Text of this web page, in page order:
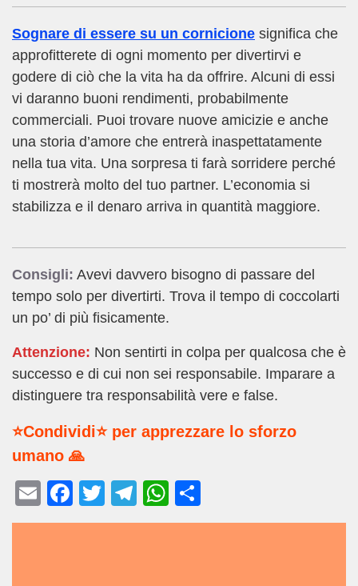
Sognare di essere su un cornicione significa che
approfitterete di ogni momento per divertirvi e
godere di ciò che la vita ha da offrire. Alcuni di essi
vi daranno buoni rendimenti, probabilmente
commerciali. Puoi trovare nuove amicizie e anche
una storia d’amore che entrerà inaspettatamente
nella tua vita. Una sorpresa ti farà sorridere perché
ti mostrerà molto del tuo partner. L’economia si
stabilizza e il denaro arriva in quantità maggiore.
Consigli: Avevi davvero bisogno di passare del
tempo solo per divertirti. Trova il tempo di coccolarti
un po’ di più fisicamente.
Attenzione: Non sentirti in colpa per qualcosa che è
successo e di cui non sei responsabile. Imparare a
distinguere tra responsabilità vere e false.
⭐Condividi⭐ per apprezzare lo sforzo
umano 🙏
E
m
F
a
T
wi
T
el
W
h
o